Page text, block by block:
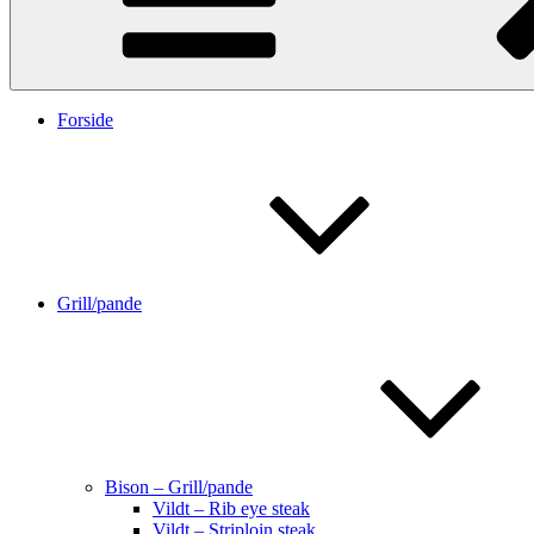
Forside
Grill/pande
Bison – Grill/pande
Vildt – Rib eye steak
Vildt – Striploin steak